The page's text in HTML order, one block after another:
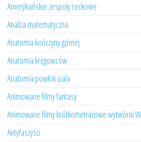
Amerykańskie zespoły rockowe
Analiza matematyczna
Anatomia kończyny górnej
Anatomia kręgowców
Anatomia powłok ciała
Animowane filmy fantasy
Animowane filmy krótkometrażowe wytwórni
Antyfaszyści